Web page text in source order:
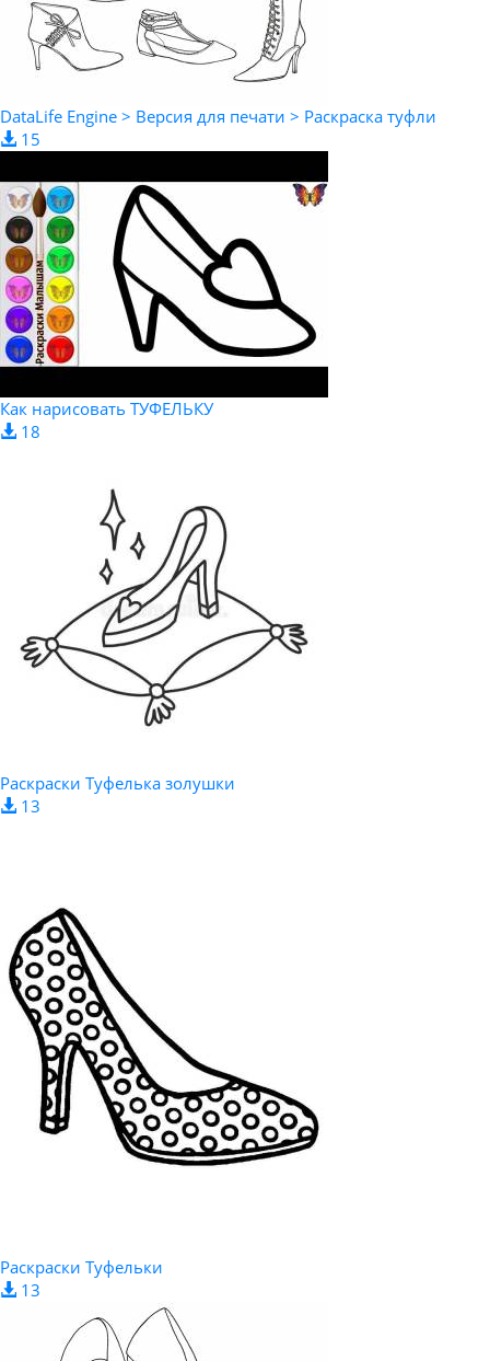
DataLife Engine > Версия для печати > Раскраска туфли
15
Как нарисовать ТУФЕЛЬКУ
18
Раскраски Туфелька золушки
13
Раскраски Туфельки
13